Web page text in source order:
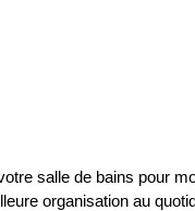
salle de bains pour
organisation au